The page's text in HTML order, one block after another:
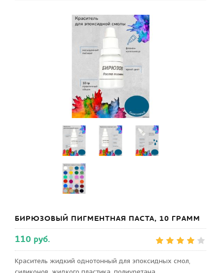
БИРЮЗОВЫЙ ПИГМЕНТНАЯ ПАСТА, 10 ГРАММ
110 руб.
Краситель жидкий однотонный для эпоксидных смол,